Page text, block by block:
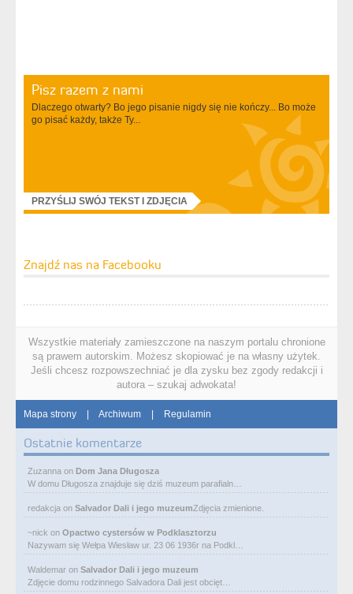
Pisz razem z nami
Dlaczego otwarty? Bo jego pisanie nigdy się nie kończy... Bo może
go pisać każdy, także Ty...
PRZYŚLIJ SWÓJ TEKST I ZDJĘCIA
Znajdź nas na Facebooku
Wszystkie materiały zamieszczone na naszym portalu chronione
są prawem autorskim. Możesz skopiować je na własny użytek.
Jeśli chcesz rozpowszechniać je dla zysku bez zgody redakcji i
autora – szukaj adwokata!
Mapa strony | Archiwum | Regulamin
Ostatnie komentarze
Zuzanna on Dom Jana Długosza
W domu Długosza znajduje się dziś muzeum parafialn…
redakcja on Salvador Dali i jego muzeumZdjęcia zmienione.
~nick on Opactwo cystersów w Podklasztorzu
Nazywam się Wełpa Wiesław ur. 23 06 1936r na Podkl…
Waldemar on Salvador Dali i jego muzeum
Zdjęcie domu rodzinnego Salvadora Dali jest obcięt…